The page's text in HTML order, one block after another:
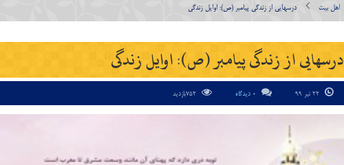
اهل بیت درسهایی از زندگی پیامبر (ص): اوایل زندگی
درسهایی از زندگی پیامبر (ص): اوایل زندگی
0 دیدگاه